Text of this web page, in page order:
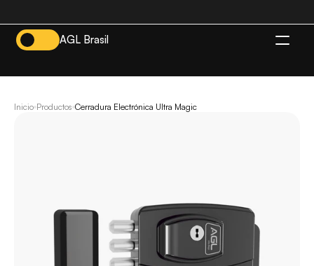
AGL Brasil
Inicio Productos Cerradura Electrónica Ultra Magic